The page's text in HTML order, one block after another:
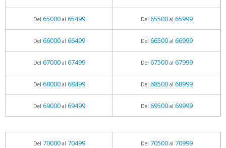
Del 65000al 65499 Del 65500al 65999
Del 66000al 66499 Del 66500al 66999
Del 67000al 67499 Del 67500al 67999
Del 68000al 68499 Del 68500al 68999
Del 69000al 69499 Del 69500al 69999
Del 70000al 70499 Del 70500al 70999